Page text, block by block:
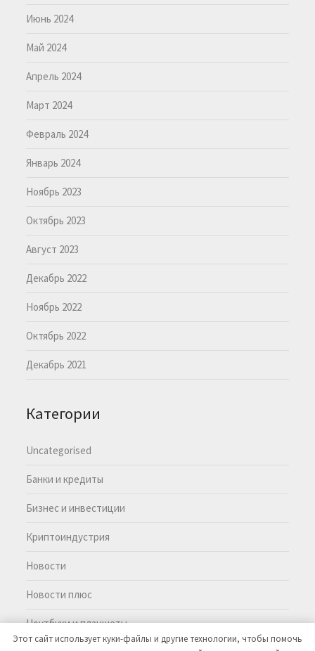
Июнь 2024
Май 2024
Апрель 2024
Март 2024
Февраль 2024
Январь 2024
Ноябрь 2023
Октябрь 2023
Август 2023
Декабрь 2022
Ноябрь 2022
Октябрь 2022
Декабрь 2021
Категории
Uncategorised
Банки и кредиты
Бизнес и инвестиции
Криптоиндустрия
Новости
Новости плюс
Ноутбуки и планшеты
Этот сайт использует куки-файлы и другие технологии, чтобы помочь